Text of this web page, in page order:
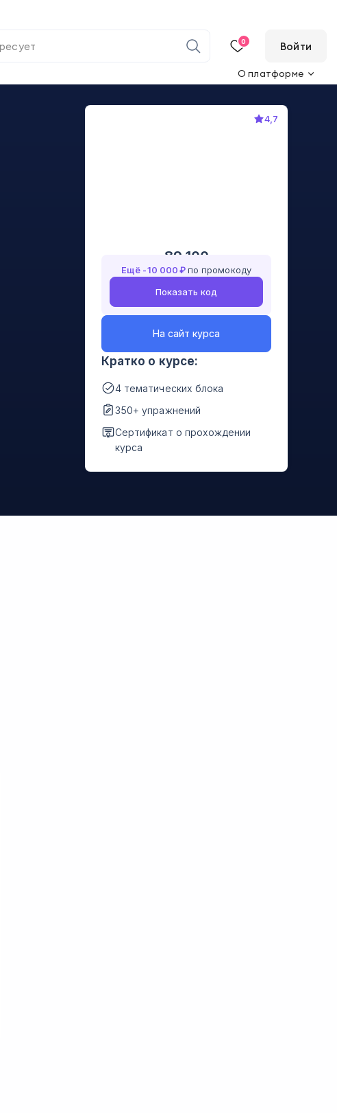
0 Войти
О платформе
4,7
89 100
Ещё -10 000₽ по промокоду
Показать код
На сайт курса
Кратко о курсе:
4 тематических блока
350+ упражнений
Сертификат о прохождении
курса